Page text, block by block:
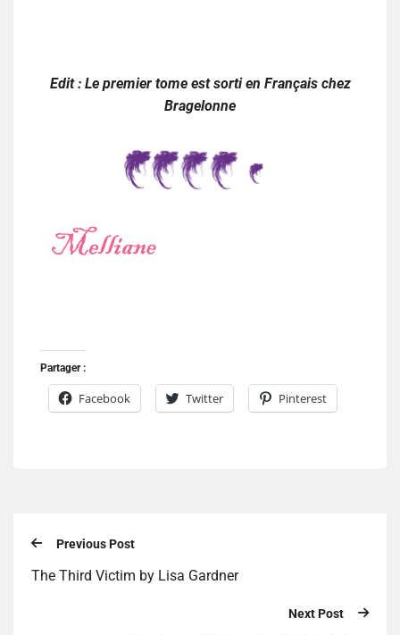
Edit : Le premier tome est sorti en Français chez
Bragelonne
Partager :
Facebook Twitter Pinterest
Previous Post
The Third Victim by Lisa Gardner
Next Post